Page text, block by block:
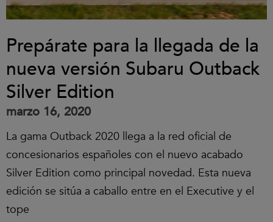
Prepárate para la llegada de la
nueva versión Subaru Outback
Silver Edition
marzo 16, 2020
La gama Outback 2020 llega a la red oficial de
concesionarios españoles con el nuevo acabado
Silver Edition como principal novedad. Esta nueva
edición se sitúa a caballo entre en el Executive y el
tope